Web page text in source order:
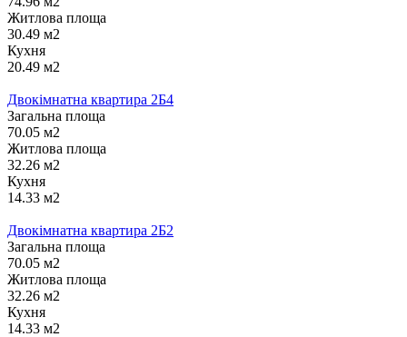
Житлова площа
30.49 м2
Кухня
20.49 м2
Двокімнатна квартира 2Б4
Загальна площа
70.05 м2
Житлова площа
32.26 м2
Кухня
14.33 м2
Двокімнатна квартира 2Б2
Загальна площа
70.05 м2
Житлова площа
32.26 м2
Кухня
14.33 м2